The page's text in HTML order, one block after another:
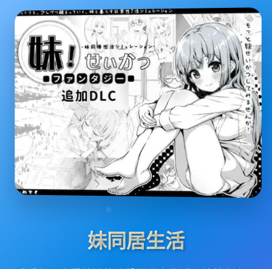
妹同居生活